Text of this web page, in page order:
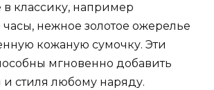
в классику, например
часы, нежное золотое ожерелье
кожаную сумочку. Эти
мгновенно добавить
и стиля любому наряду.